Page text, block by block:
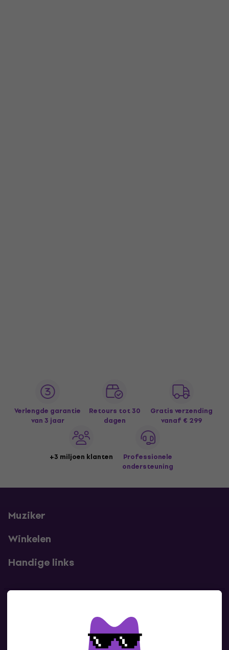
Verlengde garantie
van 3 jaar
Retours tot 30
dagen
Gratis verzending
vanaf € 299
+3 miljoen klanten
Professionele
ondersteuning
Muziker
Winkelen
Handige links
Neem contact met ons op